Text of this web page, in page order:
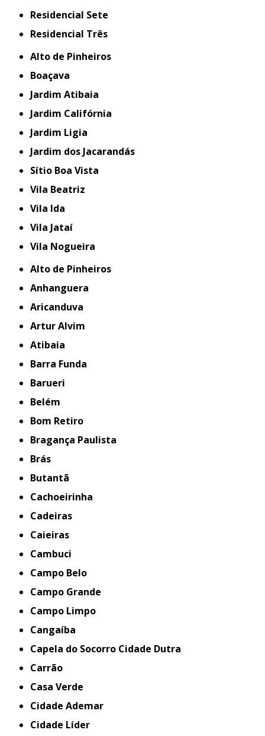
Residencial Sete
Residencial Três
Alto de Pinheiros
Boaçava
Jardim Atibaia
Jardim Califórnia
Jardim Ligia
Jardim dos Jacarandás
Sítio Boa Vista
Vila Beatriz
Vila Ida
Vila Jataí
Vila Nogueira
Alto de Pinheiros
Anhanguera
Aricanduva
Artur Alvim
Atibaia
Barra Funda
Barueri
Belém
Bom Retiro
Bragança Paulista
Brás
Butantã
Cachoeirinha
Cadeiras
Caieiras
Cambuci
Campo Belo
Campo Grande
Campo Limpo
Cangaíba
Capela do Socorro Cidade Dutra
Carrão
Casa Verde
Cidade Ademar
Cidade Líder